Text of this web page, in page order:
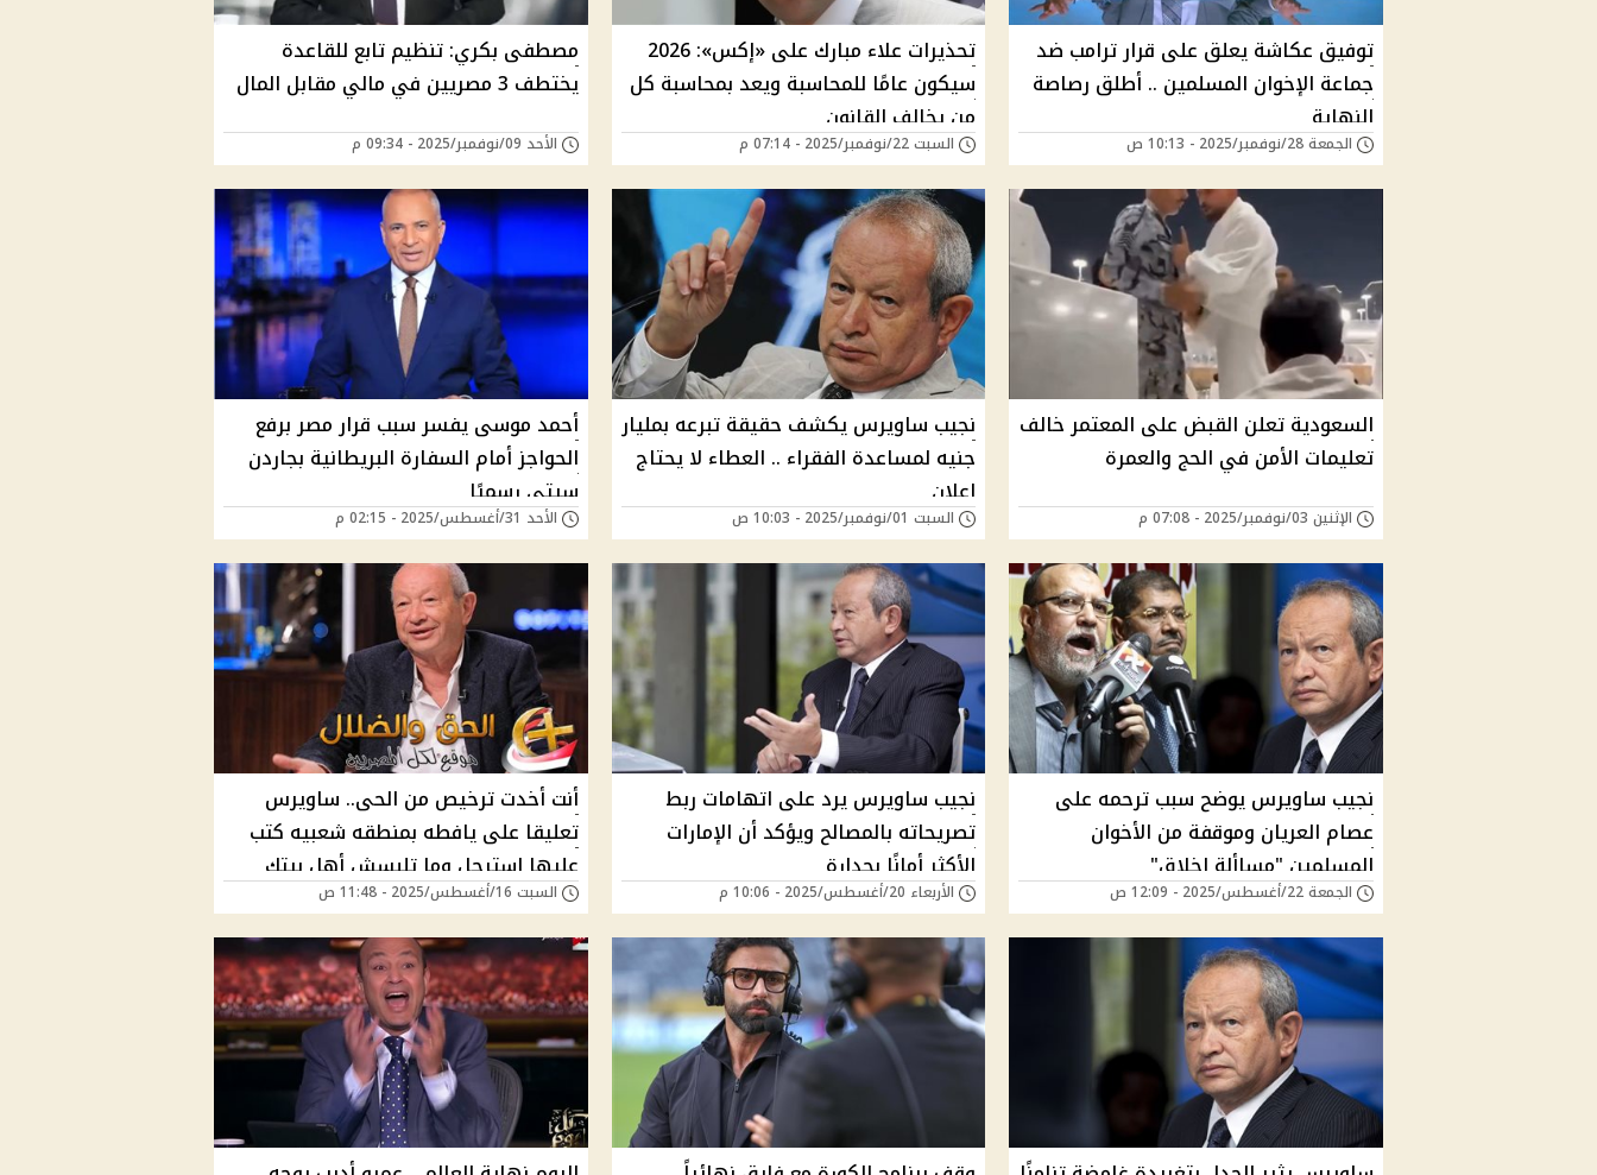
توفيق عكاشة يعلق على قرار ترامب ضد
جماعة الإخوان المسلمين .. أطلق رصاصة
النهاية
الجمعة 28/نوفمبر/2025 - 10:13 ص
تحذيرات علاء مبارك على «إكس»: 2026
سيكون عامًا للمحاسبة ويعد بمحاسبة كل
من يخالف القانون
السبت 22/نوفمبر/2025 - 07:14 م
مصطفى بكري: تنظيم تابع للقاعدة
يختطف 3 مصريين في مالي مقابل المال
الأحد 09/نوفمبر/2025 - 09:34 م
السعودية تعلن القبض على المعتمر خالف
تعليمات الأمن في الحج والعمرة
الإثنين 03/نوفمبر/2025 - 07:08 م
نجيب ساويرس يكشف حقيقة تبرعه بمليار
جنيه لمساعدة الفقراء .. العطاء لا يحتاج
إعلان
السبت 01/نوفمبر/2025 - 10:03 ص
أحمد موسى يفسر سبب قرار مصر برفع
الحواجز أمام السفارة البريطانية بجاردن
سيتي رسميًا
الأحد 31/أغسطس/2025 - 02:15 م
نجيب ساويرس يوضح سبب ترحمه على
عصام العريان وموقفة من الأخوان
المسلمين "مساألة اخلاق"
الجمعة 22/أغسطس/2025 - 12:09 ص
نجيب ساويرس يرد على اتهامات ربط
تصريحاته بالمصالح ويؤكد أن الإمارات
الأكثر أمانًا بجدارة
الأربعاء 20/أغسطس/2025 - 10:06 م
أنت أخدت ترخيص من الحى.. ساويرس
تعليقا على يافطه بمنطقه شعبيه كتب
عليها استرجل وما تلبسش أهل بيتك
محزق
السبت 16/أغسطس/2025 - 11:48 ص